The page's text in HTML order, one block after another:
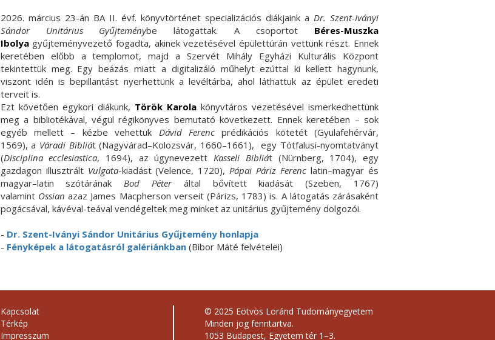
2026. március 23-án BA II. évf. könyvtörténet specializációs diákjaink a Dr. Szent-Iványi
Sándor Unitárius Gyűjteménybe látogattak. A csoportot Béres-Muszka
Ibolyagyűjteményvezető fogadta, akinek vezetésével épülettúrán vettünk részt. Ennek
keretében előbb a templomot, majd a Szervét Mihály Egyházi Kulturális Központ
tekintettük meg. Egy beázás miatt a digitalizáló műhelyt ezúttal ki kellett hagynunk,
viszont idén is bepillantást nyerhettünk a levéltárba, ahol láthattuk az épület eredeti
terveit is.
Ezt követően egykori diákunk, Török Karolakönyvtáros vezetésével ismerkedhettünk
meg a bibliotékával, végül régikönyves bemutató következett. Ennek keretében – sok
egyéb mellett – kézbe vehettük Dávid Ferencprédikációs kötetét (Gyulafehérvár,
1569), a Váradi Bibliát (Nagyvárad–Kolozsvár, 1660–1661), egy Tótfalusi-nyomtatványt
(Disciplina ecclesiastica, 1694), az úgynevezettKasseli Bibliát (Nürnberg, 1704), egy
gazdagon illusztrált Vulgata-kiadást (Velence, 1720),Pápai Páriz Ferenc latin–magyar és
magyar–latin szótáránakBod Péteráltal bővített kiadását (Szeben, 1767)
valamint Ossian azaz James Macpherson verseit (Párizs, 1783) is. A látogatás zárásaként
pogácsával, kávéval-teával vendégeltek meg minket az unitárius gyűjtemény dolgozói.
- Dr. Szent-Iványi Sándor Unitárius Gyűjtemény honlapja
- Fényképek a látogatásról galériánkban(Bibor Máté felvételei)
Kapcsolat
Térkép
Impresszum
© 2025 Eötvös Loránd Tudományegyetem
Minden jog fenntartva.
1053 Budapest, Egyetem tér 1–3.